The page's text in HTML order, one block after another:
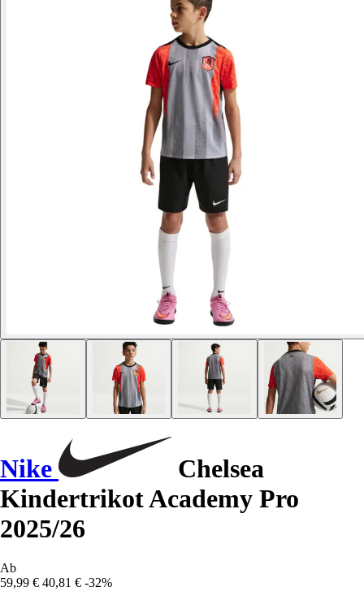
Nike
Chelsea
Kindertrikot Academy Pro
2025/26
Ab
59,99 € 40,81 € -32%